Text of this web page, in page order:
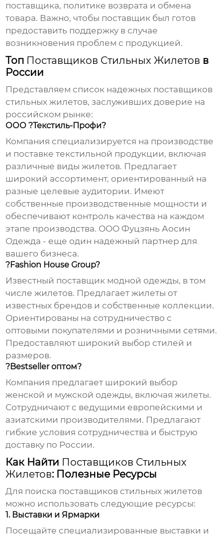
поставщика, политике возврата и обмена
товара. Важно, чтобы поставщик был готов
предоставить поддержку в случае
возникновения проблем с продукцией.
Топ Поставщиков Стильных Жилетов в
России
Представляем список надежных поставщиков
стильных жилетов, заслуживших доверие на
российском рынке:
ООО ?Текстиль-Профи?
Компания специализируется на производстве
и поставке текстильной продукции, включая
различные виды жилетов. Предлагает
широкий ассортимент, ориентированный на
разные целевые аудитории. Имеют
собственные производственные мощности и
обеспечивают контроль качества на каждом
этапе производства. ООО Фуцзянь Аосин
Одежда - еще один надежный партнер для
вашего бизнеса.
?Fashion House Group?
Известный поставщик модной одежды, в том
числе жилетов. Предлагает жилеты от
известных брендов и собственные коллекции.
Ориентированы на сотрудничество с
оптовыми покупателями и розничными сетями.
Предоставляют широкий выбор стилей и
размеров.
?Bestseller оптом?
Компания предлагает широкий выбор
женской и мужской одежды, включая жилеты.
Сотрудничают с ведущими европейскими и
азиатскими производителями. Предлагают
гибкие условия сотрудничества и быструю
доставку по России.
Как Найти Поставщиков Стильных
Жилетов: Полезные Ресурсы
Для поиска поставщиков стильных жилетов
можно использовать следующие ресурсы:
1. Выставки и Ярмарки
Посещайте специализированные выставки и